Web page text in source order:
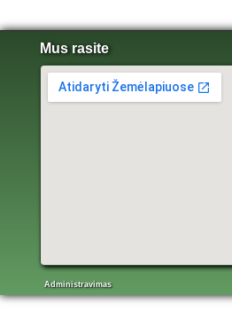
Mus rasite
Administravimas